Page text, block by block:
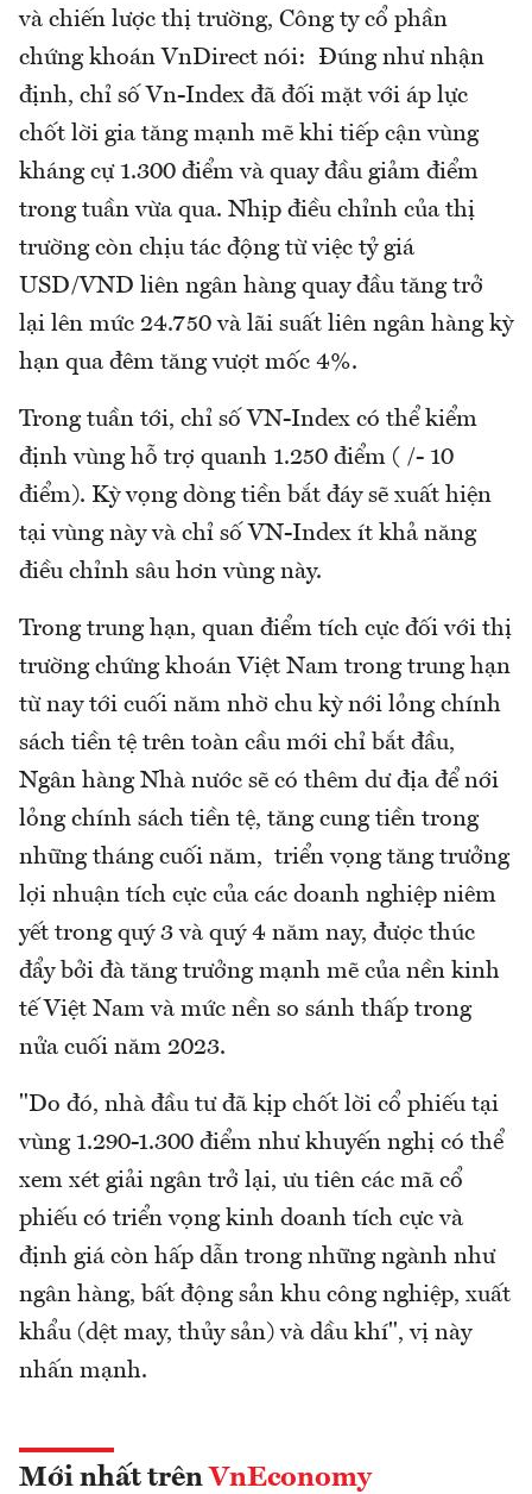
và chiến lược thị trường, Công ty cổ phần
chứng khoán VnDirect nói: Đúng như nhận
định, chỉ số Vn-Index đã đối mặt với áp lực
chốt lời gia tăng mạnh mẽ khi tiếp cận vùng
kháng cự 1.300 điểm và quay đầu giảm điểm
trong tuần vừa qua. Nhịp điều chỉnh của thị
trường còn chịu tác động từ việc tỷ giá
USD/VND liên ngân hàng quay đầu tăng trở
lại lên mức 24.750 và lãi suất liên ngân hàng kỳ
hạn qua đêm tăng vượt mốc 4%.
Trong tuần tới, chỉ số VN-Index có thể kiểm
định vùng hỗ trợ quanh 1.250 điểm ( /- 10
điểm). Kỳ vọng dòng tiền bắt đáy sẽ xuất hiện
tại vùng này và chỉ số VN-Index ít khả năng
điều chỉnh sâu hơn vùng này.
Trong trung hạn, quan điểm tích cực đối với thị
trường chứng khoán Việt Nam trong trung hạn
từ nay tới cuối năm nhờ chu kỳ nới lỏng chính
sách tiền tệ trên toàn cầu mới chỉ bắt đầu,
Ngân hàng Nhà nước sẽ có thêm dư địa để nới
lỏng chính sách tiền tệ, tăng cung tiền trong
những tháng cuối năm, triển vọng tăng trưởng
lợi nhuận tích cực của các doanh nghiệp niêm
yết trong quý 3 và quý 4 năm nay, được thúc
đẩy bởi đà tăng trưởng mạnh mẽ của nền kinh
tế Việt Nam và mức nền so sánh thấp trong
nửa cuối năm 2023.
"Do đó, nhà đầu tư đã kịp chốt lời cổ phiếu tại
vùng 1.290-1.300 điểm như khuyến nghị có thể
xem xét giải ngân trở lại, ưu tiên các mã cổ
phiếu có triển vọng kinh doanh tích cực và
định giá còn hấp dẫn trong những ngành như
ngân hàng, bất động sản khu công nghiệp, xuất
khẩu (dệt may, thủy sản) và dầu khí", vị này
nhấn mạnh.
Mới nhất trên VnEconomy